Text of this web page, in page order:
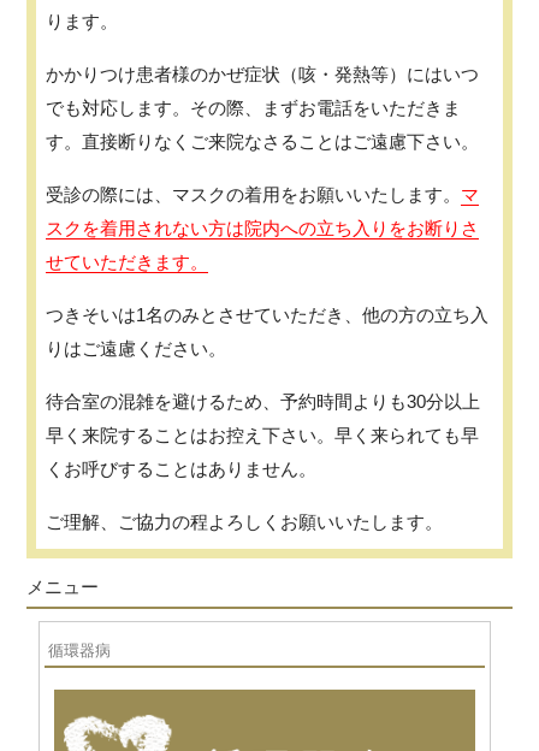
ります。
かかりつけ患者様のかぜ症状（咳・発熱等）にはいつ
でも対応します。その際、まずお電話をいただきま
す。直接断りなくご来院なさることはご遠慮下さい。
受診の際には、マスクの着用をお願いいたします。 マ
スクを着用されない方は院内への立ち入りをお断りさ
せていただきます。
つきそいは1名のみとさせていただき、他の方の立ち入
りはご遠慮ください。
待合室の混雑を避けるため、予約時間よりも30分以上
早く来院することはお控え下さい。早く来られても早
くお呼びすることはありません。
ご理解、ご協力の程よろしくお願いいたします。
メニュー
循環器病